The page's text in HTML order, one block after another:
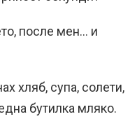
после мен… и
хляб, супа, солети,
бутилка мляко.